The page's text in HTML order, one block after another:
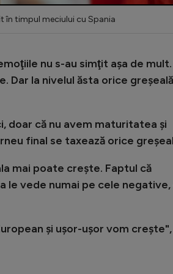
în timpul meciului cu Spania
nu s-au simţit aşa de
Dar la nivelul ăsta orice greşeală
doar că nu avem maturitatea şi
final se taxează orice
mai poate creşte. Faptul că
le vede numai pe cele negative,
şi uşor-uşor vom creşte",